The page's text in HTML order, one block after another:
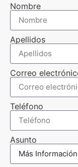
Nombre
Apellidos
Correo
Teléfono
Asunto